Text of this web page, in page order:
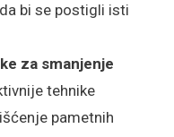
bi se postigli isti
za smanjenje
tehnike
pametnih